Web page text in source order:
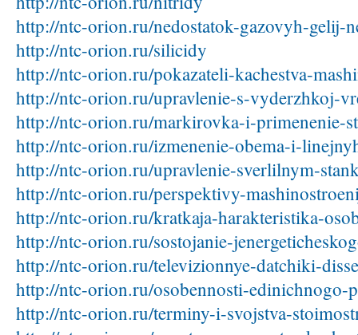
http://ntc-orion.ru/nedostatok-gazovyh-gelij-
http://ntc-orion.ru/silicidy
http://ntc-orion.ru/pokazateli-kachestva-
http://ntc-orion.ru/upravlenie-s-vyderzhkoj-
http://ntc-orion.ru/markirovka-i-primenenie-
http://ntc-orion.ru/izmenenie-obema-i-
http://ntc-orion.ru/upravlenie-sverlilnym-
http://ntc-orion.ru/perspektivy-
http://ntc-orion.ru/kratkaja-harakteristika-
http://ntc-orion.ru/sostojanie-
http://ntc-orion.ru/televizionnye-datchiki-
http://ntc-orion.ru/osobennosti-edinichnogo-
http://ntc-orion.ru/terminy-i-svojstva-